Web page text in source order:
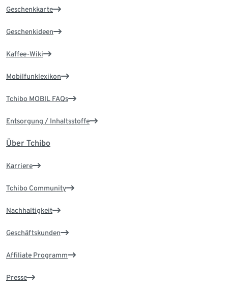
Geschenkkarte
Geschenkideen
Kaffee-Wiki
Mobilfunklexikon
Tchibo MOBIL FAQs
Entsorgung / Inhaltsstoffe
Über Tchibo
Karriere
Tchibo Community
Nachhaltigkeit
Geschäftskunden
Affiliate Programm
Presse